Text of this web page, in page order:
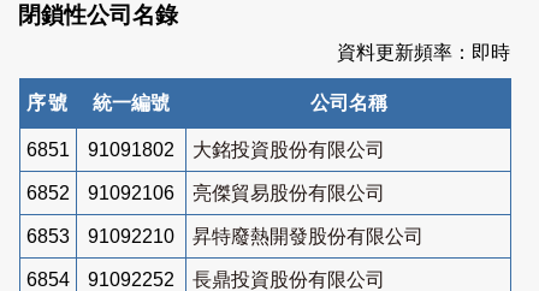
閉鎖性公司名錄
資料更新頻率：即時
序號 統一編號 公司名稱
6851 91091802 大銘投資股份有限公司
6852 91092106 亮傑貿易股份有限公司
6853 91092210 昇特廢熱開發股份有限公司
6854 91092252 長鼎投資股份有限公司